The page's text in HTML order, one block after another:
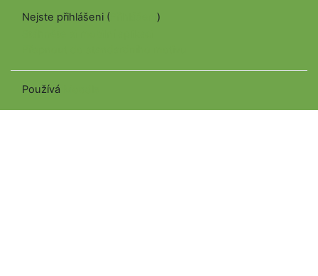
Nejste přihlášeni (
)
Používá